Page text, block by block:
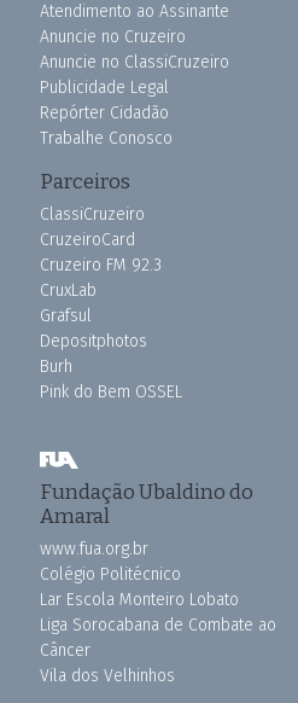
Atendimento ao Assinante
Anuncie no Cruzeiro
Anuncie no ClassiCruzeiro
Publicidade Legal
Repórter Cidadão
Trabalhe Conosco
Parceiros
ClassiCruzeiro
CruzeiroCard
Cruzeiro FM 92.3
CruxLab
Grafsul
Depositphotos
Burh
Pink do Bem OSSEL
Fundação Ubaldino do
Amaral
www.fua.org.br
Colégio Politécnico
Lar Escola Monteiro Lobato
Liga Sorocabana de Combate ao
Câncer
Vila dos Velhinhos